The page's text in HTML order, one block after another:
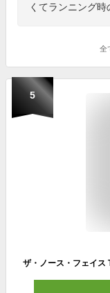
くてランニング時
全
5